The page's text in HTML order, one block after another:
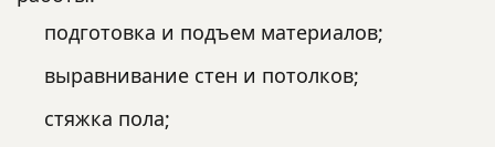
подготовка и подъем материалов;
выравнивание стен и потолков;
стяжка пола;